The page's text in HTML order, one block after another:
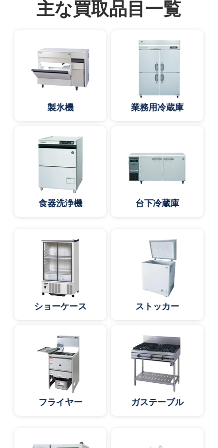
主な買取品目一覧
製氷機 業務用冷蔵庫
食器洗浄機 台下冷蔵庫
ショーケース ストッカー
フライヤー ガステーブル